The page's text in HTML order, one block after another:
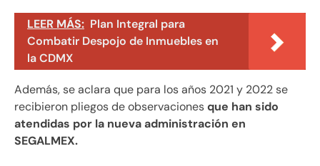
LEER MÁS: Plan Integral para
Combatir Despojo de Inmuebles en
la CDMX
Además, se aclara que para los años 2021 y 2022 se
recibieron pliegos de observacionesque han sido
atendidas por la nueva administración en
SEGALMEX.